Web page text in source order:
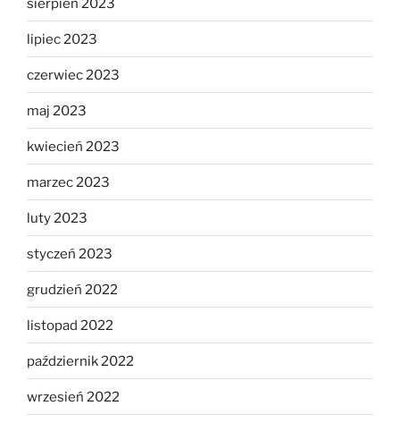
sierpień 2023
lipiec 2023
czerwiec 2023
maj 2023
kwiecień 2023
marzec 2023
luty 2023
styczeń 2023
grudzień 2022
listopad 2022
październik 2022
wrzesień 2022